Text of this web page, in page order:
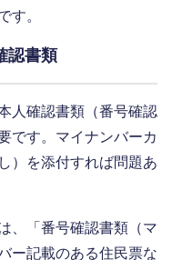
す。
認書類
人確認書類（番号確認
です。マイナンバーカ
）を添付すれば問題あ
、「番号確認書類（マ
ー記載のある住民票な